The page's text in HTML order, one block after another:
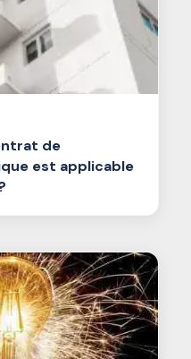
de
est applicable